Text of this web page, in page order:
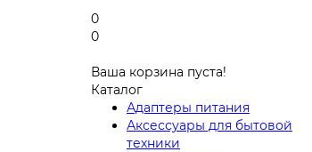
0
0
Ваша корзина пуста!
Каталог
Адаптеры питания
Аксессуары для бытовой
техники